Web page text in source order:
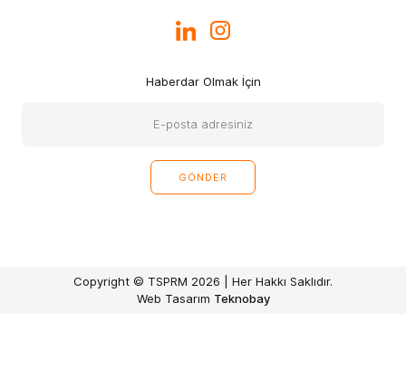
Haberdar Olmak İçin
Copyright © TSPRM 2026 | Her Hakkı Saklıdır.
Web Tasarım Teknobay